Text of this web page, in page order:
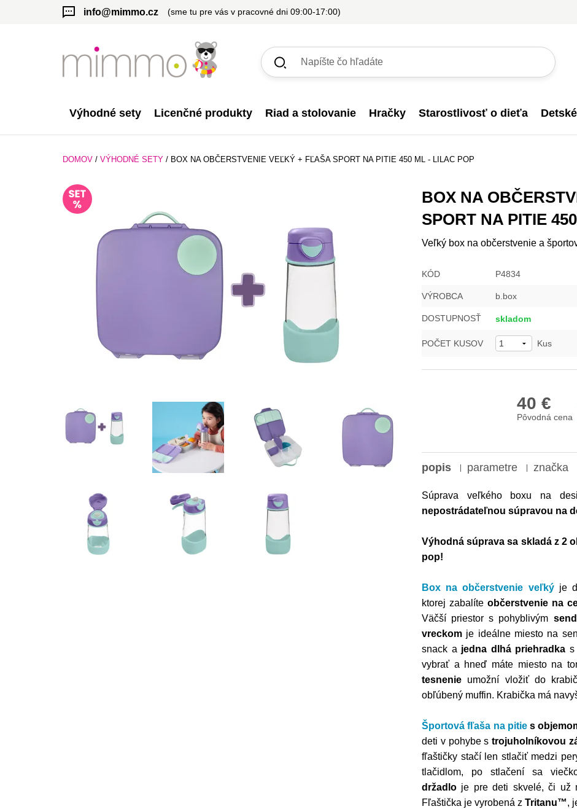
info@mimmo.cz (sme tu pre vás v pracovné dni 09:00-17:00)
Výhodné sety Licenčné produkty Riad a stolovanie Hračky Starostlivosť o dieťa
DOMOV / VÝHODNÉ SETY / BOX NA OBČERSTVENIE VEĽKÝ + FĽAŠA SPORT NA PITIE 450 ML - LILAC POP
BOX NA
SPORT NA PITIE
Veľký box na občerstvenie a
KÓD P4834
VÝROBCA b.box
DOSTUPNOSŤ skladom
POČET KUSOV Kus
40 €
Pôvodná cena
popis parametre značka
Súprava veľkého boxu na
nepostrádateľnou súpravou na
Výhodná súprava sa skladá z 2
pop!
Box na občerstvenie veľkýje
ktorej zabalíte občerstvenie na
Väčší priestor s pohyblivým
vreckom je ideálne miesto na
snack a jedna dlhá priehradka s
vybrať a hneď máte miesto na
tesnenie umožní vložiť do
obľúbený muffin. Krabička má
Športová fľaša na pitie s
deti v pohybe strojuholníkovou
fľaštičky stačí len stlačiť medzi
tlačidlom, po stlačení sa
držadlo je pre deti skvelé, či už
Fľaštička je vyrobená z Tritanu™,